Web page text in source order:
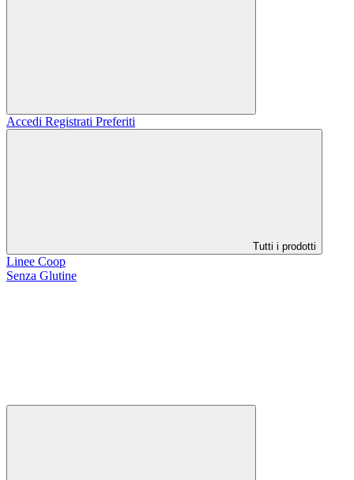
Accedi Registrati Preferiti
Tutti i prodotti
Linee Coop
Senza Glutine